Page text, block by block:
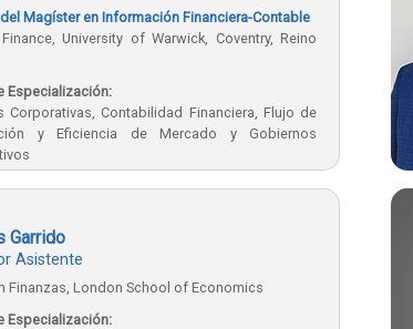
Magíster en Información Financiera-Contable
University of Warwick, Coventry, Reino
Especialización:
Corporativas, Contabilidad Financiera, Flujo de
y Eficiencia de Mercado y Gobiernos
Garrido
Asistente
Finanzas, London School of Economics
Especialización: